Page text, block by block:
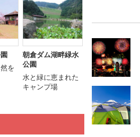
を
朝倉ダム湖畔緑水
公園
水と緑に恵まれた
キャンプ場